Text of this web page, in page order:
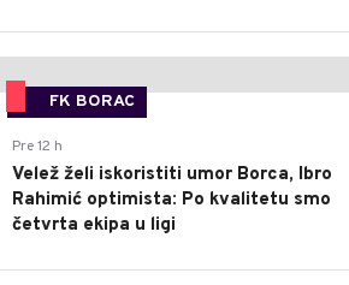
FK BORAC
Pre 12 h
Velež želi iskoristiti umor Borca, Ibro
Rahimić optimista: Po kvalitetu smo
četvrta ekipa u ligi